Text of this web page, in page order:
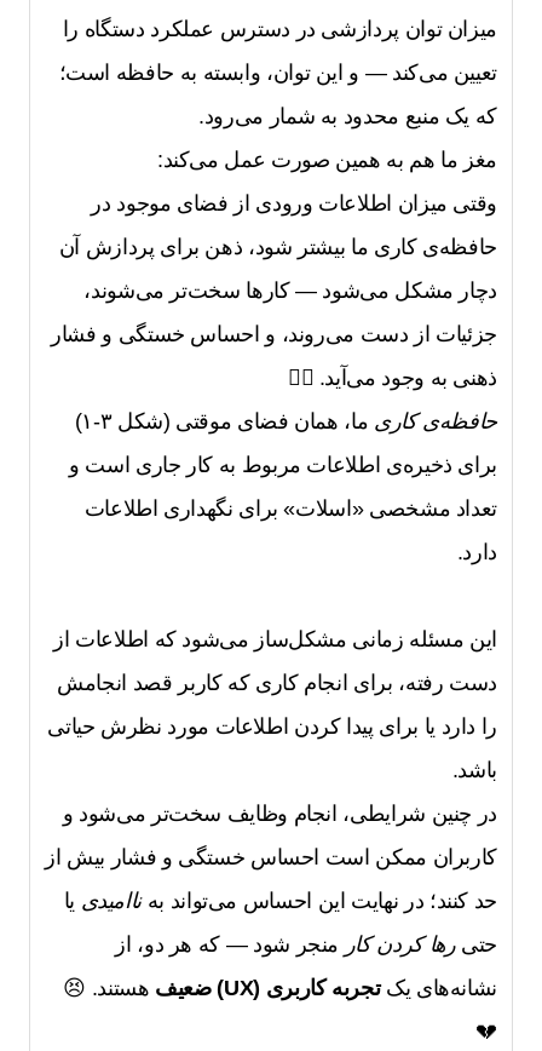
میزان توان پردازشی در دسترس عملکرد دستگاه را
تعیین می‌کند — و این توان، وابسته به حافظه است؛
که یک منبع محدود به شمار می‌رود.
مغز ما هم به همین صورت عمل می‌کند:
وقتی میزان اطلاعات ورودی از فضای موجود در
حافظه‌ی کاری ما بیشتر شود، ذهن برای پردازش آن
دچار مشکل می‌شود — کارها سخت‌تر می‌شوند،
جزئیات از دست می‌روند، و احساس خستگی و فشار
ذهنی به وجود می‌آید. 😵‍💫
حافظه‌ی کاری
ما، همان فضای موقتی (شکل ۳-۱)
برای ذخیره‌ی اطلاعات مربوط به کار جاری است و
تعداد مشخصی «اسلات» برای نگهداری اطلاعات
دارد.
این مسئله زمانی مشکل‌ساز می‌شود که اطلاعات از
دست رفته، برای انجام کاری که کاربر قصد انجامش
را دارد یا برای پیدا کردن اطلاعات مورد نظرش حیاتی
باشد.
در چنین شرایطی، انجام وظایف سخت‌تر می‌شود و
کاربران ممکن است احساس خستگی و فشار بیش از
حد کنند؛ در نهایت این احساس می‌تواند بهناامیدی یا
حتیرها کردن کار منجر شود — که هر دو، از
نشانه‌های یکتجربه کاربری (UX) ضعیف
هستند. 😣
💔